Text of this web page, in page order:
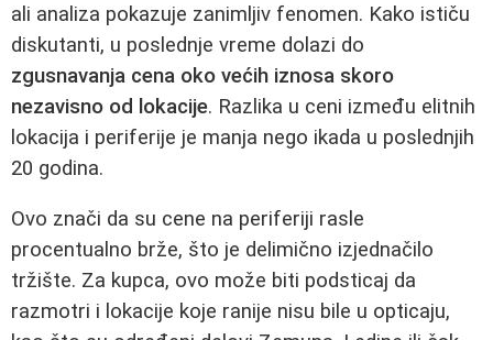
ali analiza pokazuje zanimljiv fenomen. Kako ističu
diskutanti, u poslednje vreme dolazi do
zgusnavanja cena oko većih iznosa skoro
nezavisno od lokacije. Razlika u ceni između elitnih
lokacija i periferije je manja nego ikada u poslednjih
20 godina.
Ovo znači da su cene na periferiji rasle
procentualno brže, što je delimično izjednačilo
tržište. Za kupca, ovo može biti podsticaj da
razmotri i lokacije koje ranije nisu bile u opticaju,